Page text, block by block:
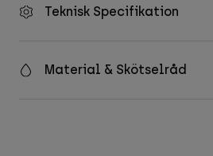
Teknisk Specifikation
Material & Skötselråd